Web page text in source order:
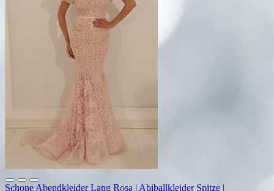
Schone Abendkleider Lang Rosa | Abiballkleider Spitze |